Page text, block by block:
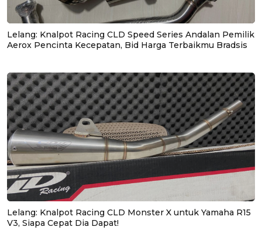
Lelang: Knalpot Racing CLD Speed Series Andalan Pemilik
Aerox Pencinta Kecepatan, Bid Harga Terbaikmu Bradsis
Lelang: Knalpot Racing CLD Monster X untuk Yamaha R15
V3, Siapa Cepat Dia Dapat!